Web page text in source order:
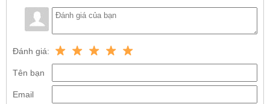
Đánh giá:
Tên bạn
Email